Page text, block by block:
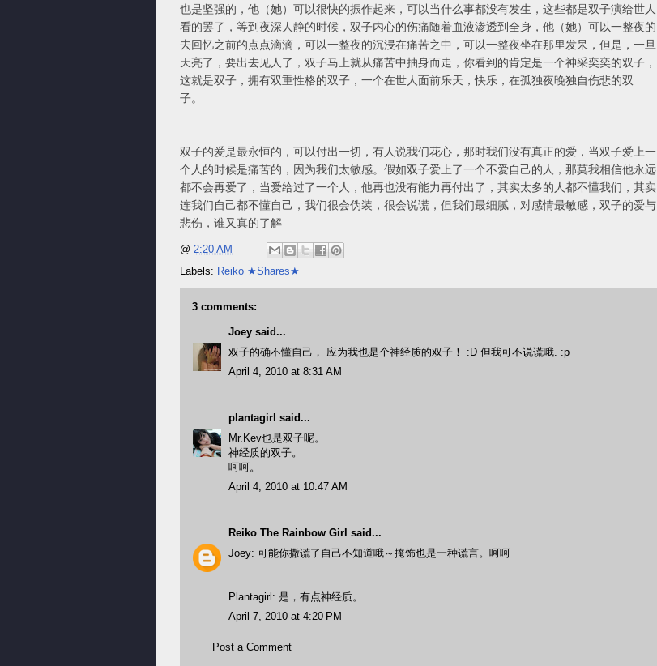
也是坚强的，他（她）可以很快的振作起来，可以当什么事都没有发生，这些都是双子演给世人
看的罢了，等到夜深人静的时候，双子内心的伤痛随着血液渗透到全身，他（她）可以一整夜的
去回忆之前的点点滴滴，可以一整夜的沉浸在痛苦之中，可以一整夜坐在那里发呆，但是，一旦
天亮了，要出去见人了，双子马上就从痛苦中抽身而走，你看到的肯定是一个神采奕奕的双子，
这就是双子，拥有双重性格的双子，一个在世人面前乐天，快乐，在孤独夜晚独自伤悲的双
子。
双子的爱是最永恒的，可以付出一切，有人说我们花心，那时我们没有真正的爱，当双子爱上一
个人的时候是痛苦的，因为我们太敏感。假如双子爱上了一个不爱自己的人，那莫我相信他永远
都不会再爱了，当爱给过了一个人，他再也没有能力再付出了，其实太多的人都不懂我们，其实
连我们自己都不懂自己，我们很会伪装，很会说谎，但我们最细腻，对感情最敏感，双子的爱与
悲伤，谁又真的了解
@ 2:20 AM
Labels: Reiko ★Shares★
3 comments:
Joey said...
双子的确不懂自己， 应为我也是个神经质的双子！ :D 但我可不说谎哦. :p
April 4, 2010 at 8:31 AM
plantagirl said...
Mr.Kev也是双子呢。
神经质的双子。
呵呵。
April 4, 2010 at 10:47 AM
Reiko The Rainbow Girl said...
Joey: 可能你撒谎了自己不知道哦～掩饰也是一种谎言。呵呵
Plantagirl: 是，有点神经质。
April 7, 2010 at 4:20 PM
Post a Comment